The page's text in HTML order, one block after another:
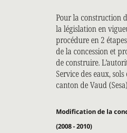
Pour la construction
la législation en
procédure en 2
de la concession et
de construire.
Service des eaux,
canton de Vaud
Modification de la
(2008 - 2010)